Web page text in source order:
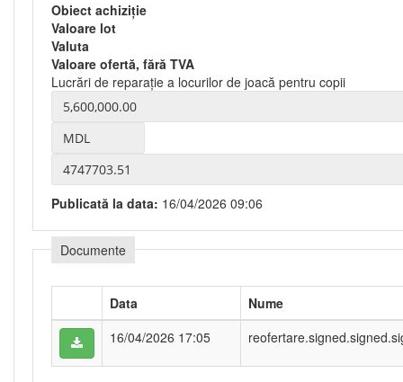
Obiect achiziție
Valoare lot
Valuta
Valoare ofertă, fără TVA
Lucrări de reparație a locurilor de joacă pentru copii
Publicată la data: 16/04/2026 09:06
Documente
Data
Nume
16/04/2026 17:05